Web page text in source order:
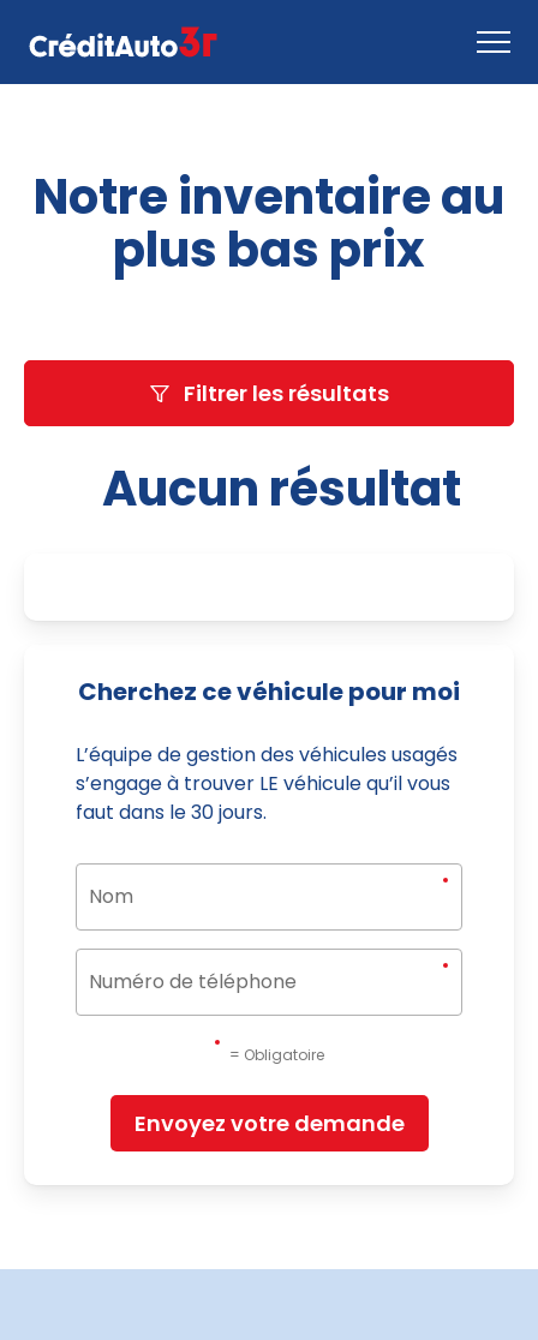
Comment ça marche
Nous joindre
Inventaire
Notre inventaire au
plus bas prix
Filtrer les résultats
Aucun résultat
Cherchez ce véhicule pour moi
L’équipe de gestion des véhicules usagés
s’engage à trouver LE véhicule qu’il vous
faut dans le 30 jours.
= Obligatoire
Envoyez votre demande